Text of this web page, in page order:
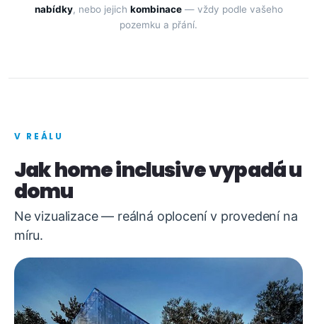
nabídky, nebo jejich kombinace— vždy podle vašeho
pozemku a přání.
V REÁLU
Jak home inclusive vypadá u
domu
Ne vizualizace — reálná oplocení v provedení na
míru.